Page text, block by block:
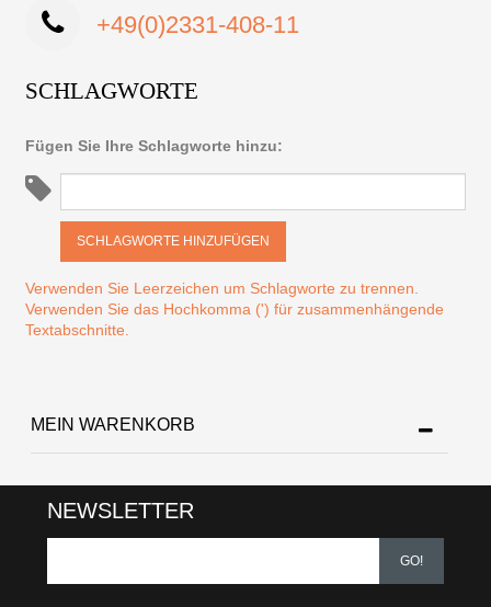
+49(0)2331-408-11
SCHLAGWORTE
Fügen Sie Ihre Schlagworte hinzu:
SCHLAGWORTE HINZUFÜGEN
Verwenden Sie Leerzeichen um Schlagworte zu trennen.
Verwenden Sie das Hochkomma (') für zusammenhängende
Textabschnitte.
MEIN WARENKORB
NEWSLETTER
GO!